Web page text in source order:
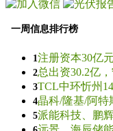
一周信息排行榜
1注册资本30亿
2总出资30.2亿
3TCL中环忻州
4晶科/隆基/阿特
5派能科技、鹏